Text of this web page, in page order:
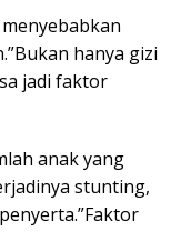
hanya gizi
jadi faktor
anak yang
stunting,